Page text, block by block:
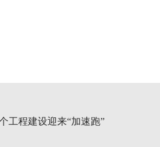
工程建设迎来“加速跑”